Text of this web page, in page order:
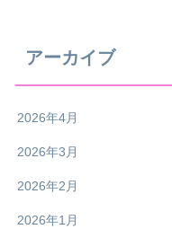
アーカイブ
2026年4月
2026年3月
2026年2月
2026年1月